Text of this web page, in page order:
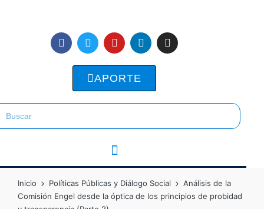
APORTE
Inicio Políticas Públicas y Diálogo Social
Análisis de la
Comisión Engel desde la óptica de los principios de probidad